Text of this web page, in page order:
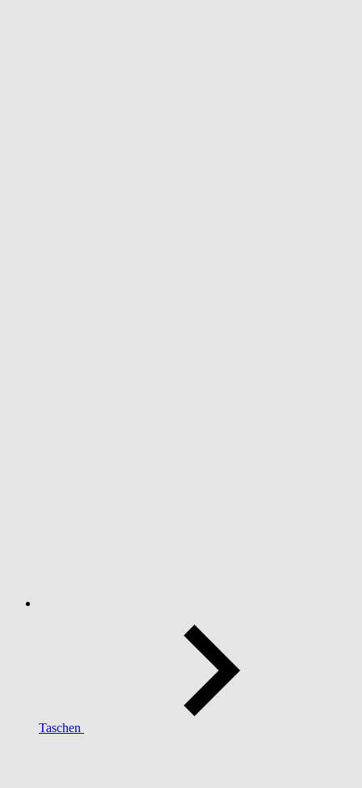
Taschen